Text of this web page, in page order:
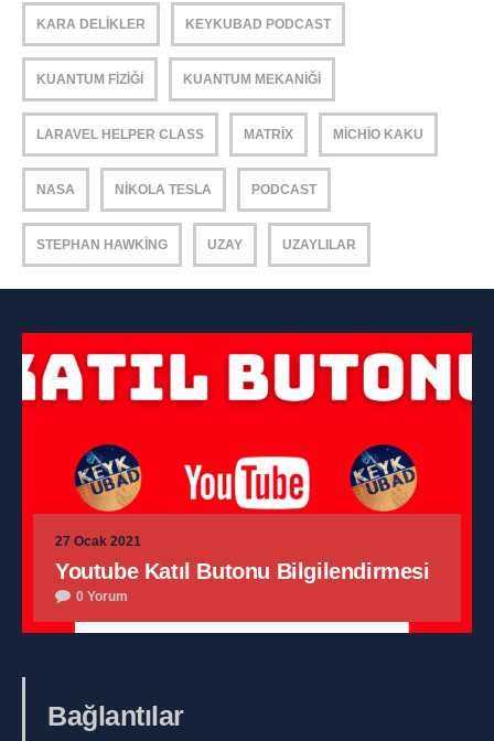
KARA DELIKLER KEYKUBAD PODCAST
KUANTUM FIZIĞI KUANTUM MEKANIĞI
LARAVEL HELPER CLASS MATRIX MICHIO KAKU
NASA NIKOLA TESLA PODCAST
STEPHAN HAWKING UZAY UZAYLILAR
27 Ocak 2021
Youtube Katıl Butonu Bilgilendirmesi
0 Yorum
Bağlantılar